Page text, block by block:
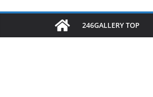
キ
プ
246GALLERY TOP